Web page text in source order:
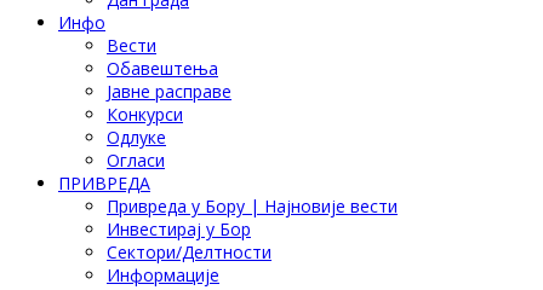
Инфо
Вести
Обавештења
Јавне расправе
Конкурси
Одлуке
Огласи
ПРИВРЕДА
Привреда у Бору | Најновије вести
Инвестирај у Бор
Сектори/Делтности
Информације